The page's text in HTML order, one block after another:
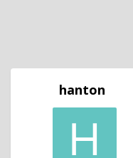
hanton